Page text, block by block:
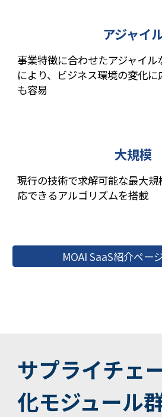
アジャイ
事業特徴に合わせたアジャイ
により、ビジネス環境の変化
も容易
大規模
現行の技術で求解可能な最大
応できるアルゴリズムを搭載
MOAI SaaS紹介ペー
サプライチェ
化モジュール